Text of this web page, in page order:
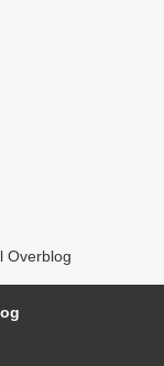
Overblog